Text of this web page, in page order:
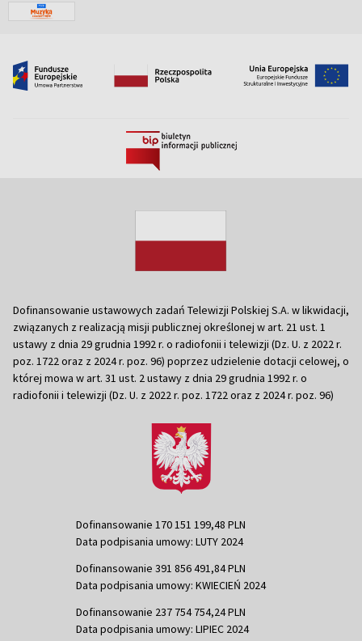
Dofinansowanie ustawowych zadań Telewizji Polskiej S.A. w likwidacji,
związanych z realizacją misji publicznej określonej w art. 21 ust. 1
ustawy z dnia 29 grudnia 1992 r. o radiofonii i telewizji (Dz. U. z 2022 r.
poz. 1722 oraz z 2024 r. poz. 96) poprzez udzielenie dotacji celowej, o
której mowa w art. 31 ust. 2 ustawy z dnia 29 grudnia 1992 r. o
radiofonii i telewizji (Dz. U. z 2022 r. poz. 1722 oraz z 2024 r. poz. 96)
Dofinansowanie 170 151 199,48 PLN
Data podpisania umowy: LUTY 2024
Dofinansowanie 391 856 491,84 PLN
Data podpisania umowy: KWIECIEŃ 2024
Dofinansowanie 237 754 754,24 PLN
Data podpisania umowy: LIPIEC 2024